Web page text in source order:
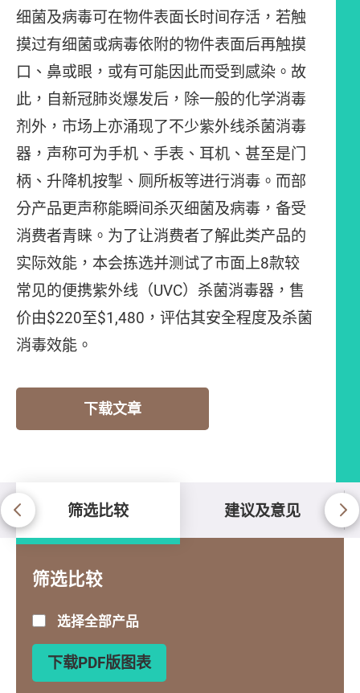
细菌及病毒可在物件表面长时间存活，若触
摸过有细菌或病毒依附的物件表面后再触摸
口、鼻或眼，或有可能因此而受到感染。故
此，自新冠肺炎爆发后，除一般的化学消毒
剂外，市场上亦涌现了不少紫外线杀菌消毒
器，声称可为手机、手表、耳机、甚至是门
柄、升降机按掣、厕所板等进行消毒。而部
分产品更声称能瞬间杀灭细菌及病毒，备受
消费者青睐。为了让消费者了解此类产品的
实际效能，本会拣选并测试了市面上8款较
常见的便携紫外线（UVC）杀菌消毒器，售
价由$220至$1,480，评估其安全程度及杀菌
消毒效能。
下载文章
筛选比较 建议及意见
筛选比较
筛选比较
选择全部产品
下载PDF版图表